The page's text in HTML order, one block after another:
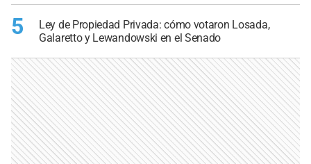
5
Ley de Propiedad Privada: cómo votaron Losada,
Galaretto y Lewandowski en el Senado